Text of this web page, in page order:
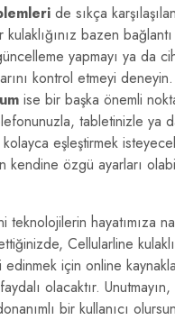
de sıkça
bazen
yapmayı ya da
kontrol etmeyi deneyin.
ise bir başka önemli
tabletinizle ya
kolayca eşleştirmek
kendine özgü ayarları
teknolojilerin hayatımıza
Cellularline
için online
olacaktır.
bir kullanıcı